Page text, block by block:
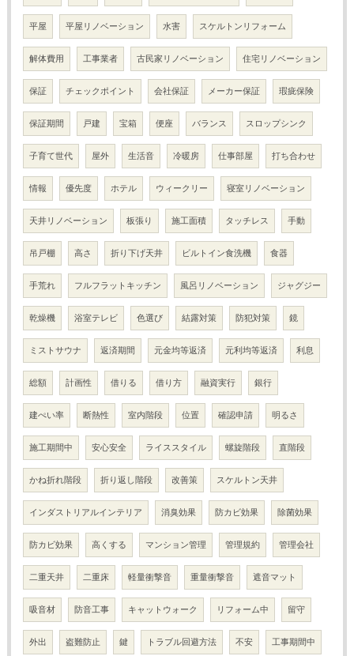
平屋 平屋リノベーション 水害 スケルトンリフォーム
解体費用 工事業者 古民家リノベーション 住宅リノベーション
保証 チェックポイント 会社保証 メーカー保証 瑕疵保険
保証期間 戸建 宝箱 便座 バランス スロップシンク
子育て世代 屋外 生活音 冷暖房 仕事部屋 打ち合わせ
情報 優先度 ホテル ウィークリー 寝室リノベーション
天井リノベーション 板張り 施工面積 タッチレス 手動
吊戸棚 高さ 折り下げ天井 ビルトイン食洗機 食器
手荒れ フルフラットキッチン 風呂リノベーション ジャグジー
乾燥機 浴室テレビ 色選び 結露対策 防犯対策 鏡
ミストサウナ 返済期間 元金均等返済 元利均等返済 利息
総額 計画性 借りる 借り方 融資実行 銀行
建ぺい率 断熱性 室内階段 位置 確認申請 明るさ
施工期間中 安心安全 ライススタイル 螺旋階段 直階段
かね折れ階段 折り返し階段 改善策 スケルトン天井
インダストリアルインテリア 消臭効果 防カビ効果 除菌効果
防カビ効果 高くする マンション管理 管理規約 管理会社
二重天井 二重床 軽量衝撃音 重量衝撃音 遮音マット
吸音材 防音工事 キャットウォーク リフォーム中 留守
外出 盗難防止 鍵 トラブル回避方法 不安 工事期間中